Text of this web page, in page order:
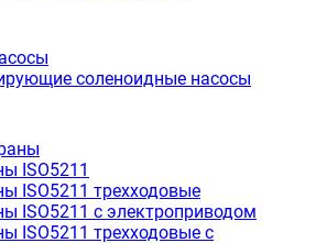
соленоидные насосы
ISO5211
ISO5211 трехходовые
ISO5211 с электроприводом
ISO5211 трехходовые с